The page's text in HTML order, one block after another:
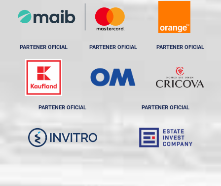
PARTENER OFICIAL PARTENER OFICIAL PARTENER OFICIAL
PARTENER OFICIAL PARTENER OFICIAL